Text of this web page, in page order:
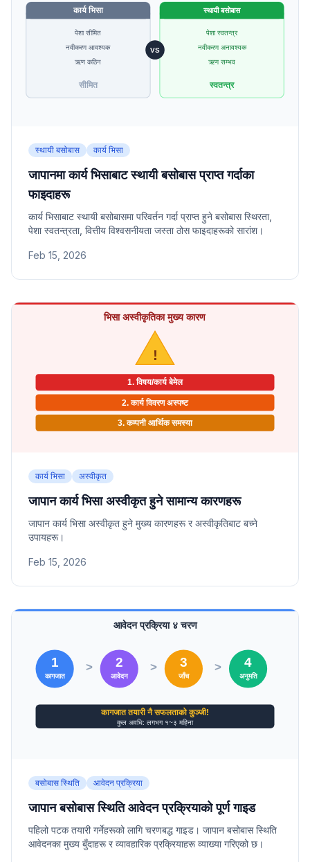
स्थायी बसोबास कार्य भिसा
जापानमा कार्य भिसाबाट स्थायी बसोबास प्राप्त गर्दाका
फाइदाहरू
कार्य भिसाबाट स्थायी बसोबासमा परिवर्तन गर्दा प्राप्त हुने बसोबास स्थिरता,
पेशा स्वतन्त्रता, वित्तीय विश्वसनीयता जस्ता ठोस फाइदाहरूको सारांश।
Feb 15, 2026
कार्य भिसा अस्वीकृत
जापान कार्य भिसा अस्वीकृत हुने सामान्य कारणहरू
जापान कार्य भिसा अस्वीकृत हुने मुख्य कारणहरू र अस्वीकृतिबाट बच्ने
उपायहरू।
Feb 15, 2026
बसोबास स्थिति आवेदन प्रक्रिया
जापान बसोबास स्थिति आवेदन प्रक्रियाको पूर्ण गाइड
पहिलो पटक तयारी गर्नेहरूको लागि चरणबद्ध गाइड। जापान बसोबास स्थिति
आवेदनका मुख्य बुँदाहरू र व्यावहारिक प्रक्रियाहरू व्याख्या गरिएको छ।